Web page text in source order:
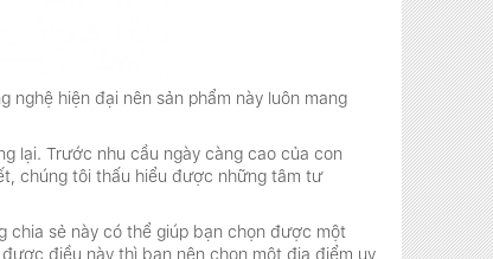
hiện đại nên sản phẩm này luôn mang
lại. Trước nhu cầu ngày càng cao của con
chúng tôi thấu hiểu được những tâm tư
chia sẻ này có thể giúp bạn chọn được một
điều này thì bạn nên chọn một địa điểm uy